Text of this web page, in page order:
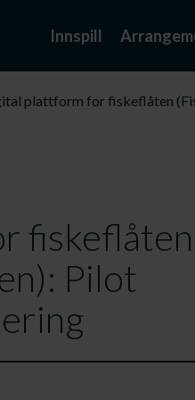
Innspill
plattform for fiskeflåten
fiskeflåten
Pilot